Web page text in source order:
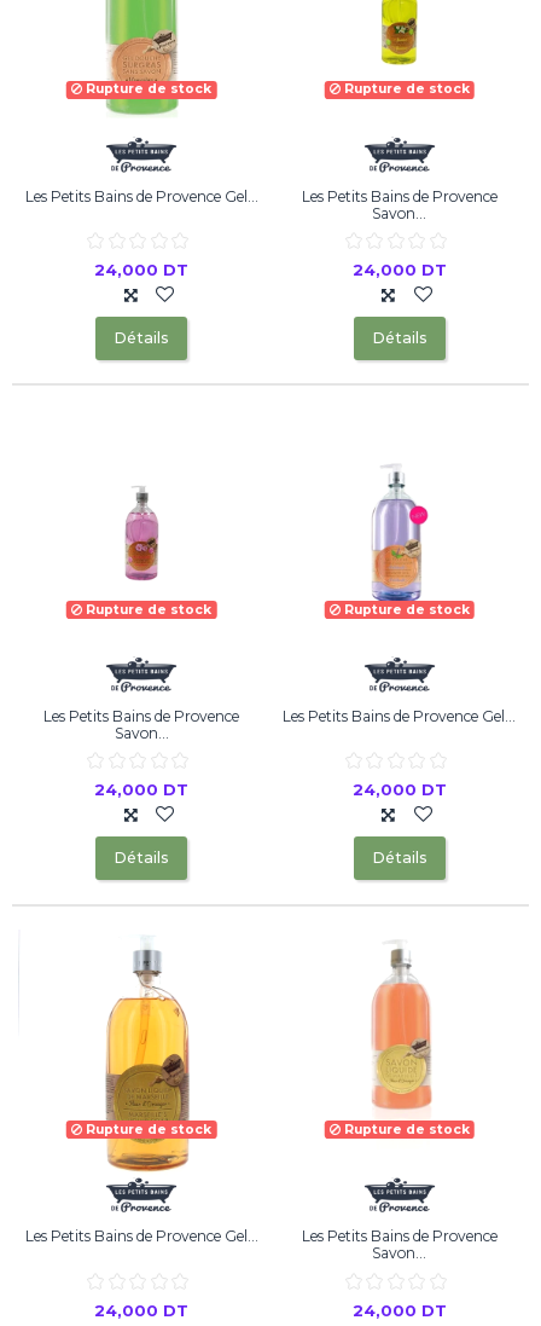
Rupture de stock
Les Petits Bains de Provence Gel...
24,000 DT
Détails
Rupture de stock
Les Petits Bains de Provence
Savon...
24,000 DT
Détails
Rupture de stock
Les Petits Bains de Provence
Savon...
24,000 DT
Détails
Rupture de stock
Les Petits Bains de Provence Gel...
24,000 DT
Détails
Rupture de stock
Les Petits Bains de Provence Gel...
24,000 DT
Rupture de stock
Les Petits Bains de Provence
Savon...
24,000 DT